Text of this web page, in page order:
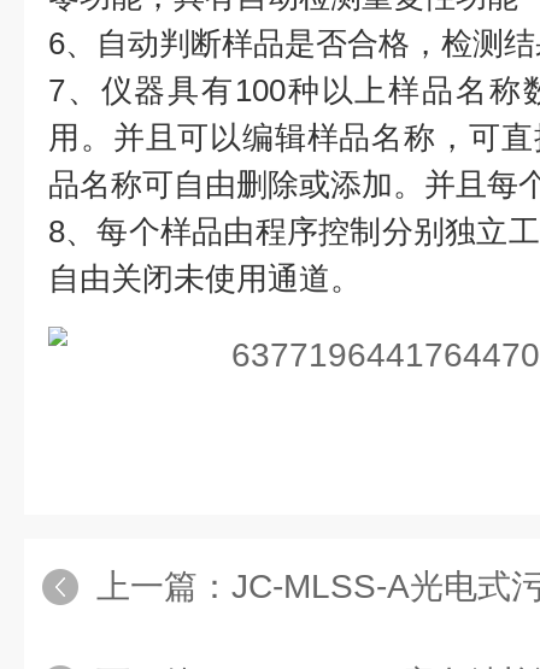
6、自动判断样品是否合格，检测
7、仪器具有100种以上样品名称
用。并且可以编辑样品名称，可
品名称可自由删除或添加。并且每
8、每个样品由程序控制分别独立
自由关闭未使用通道。
上一篇： JC-MLSS-A光电式